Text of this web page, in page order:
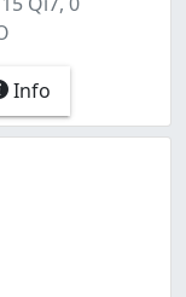
Info